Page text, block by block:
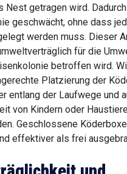
Nest getragen wird.
geschwächt, ohne dass
werden muss. Dieser
für die
betroffen wird.
Platzierung der
entlang der Laufwege und
von Kindern oder
Geschlossene
effektiver als frei